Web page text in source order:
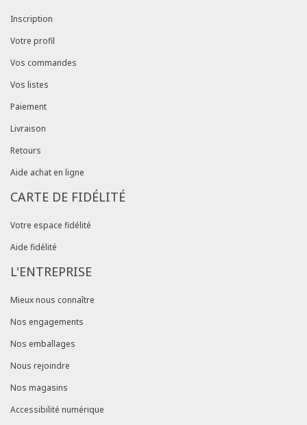
Inscription
Votre profil
Vos commandes
Vos listes
Paiement
Livraison
Retours
Aide achat en ligne
CARTE DE FIDÉLITÉ
Votre espace fidélité
Aide fidélité
L'ENTREPRISE
Mieux nous connaître
Nos engagements
Nos emballages
Nous rejoindre
Nos magasins
Accessibilité numérique